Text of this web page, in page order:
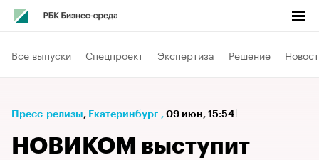
Все выпуски Спецпроект Экспертиза Решение
Пресс-релизы⁠, Екатеринбург , 09 июн, 15:54
НОВИКОМ выступит